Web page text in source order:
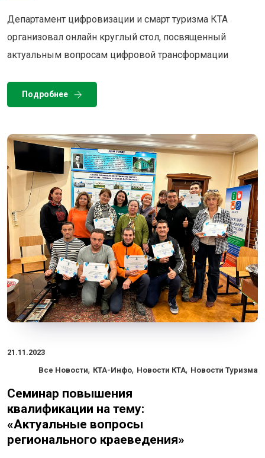
Департамент цифровизации и смарт туризма КТА
организовал онлайн круглый стол, посвященный
актуальным вопросам цифровой трансформации
Подробнее
21.11.2023
Все Новости, КТА-Инфо, Новости КТА, Новости Туризма
Семинар повышения
квалификации на тему:
«Актуальные вопросы
регионального краеведения»